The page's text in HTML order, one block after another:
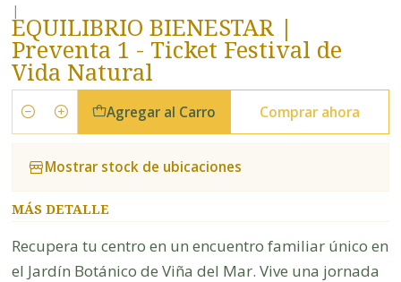
|
EQUILIBRIO BIENESTAR |
Preventa 1 - Ticket Festival de
Vida Natural
Cantidad
Agregar al Carro Comprar ahora
Mostrar stock de ubicaciones
MÁS DETALLE
Recupera tu centro en un encuentro familiar único en
el Jardín Botánico de Viña del Mar. Vive una jornada